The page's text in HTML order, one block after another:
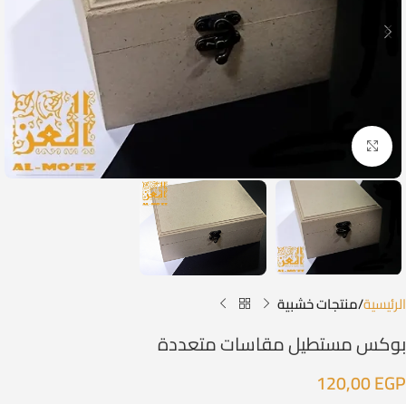
Click to enlarge
الرئيسية منتجات خشبية
بوكس مستطيل مقاسات متعددة
120,00EGP